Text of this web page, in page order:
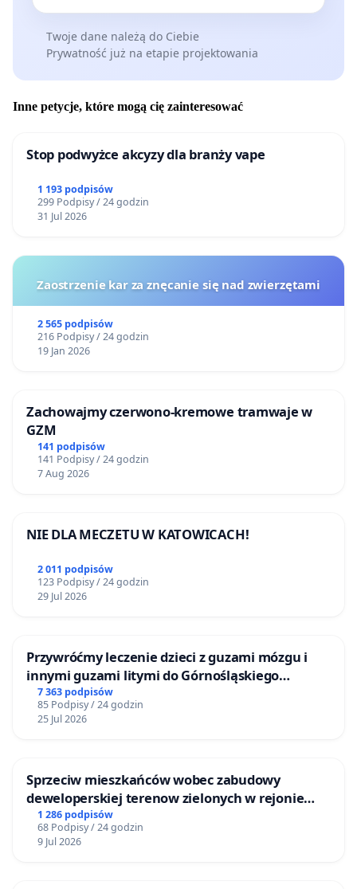
Twoje dane należą do Ciebie
Prywatność już na etapie projektowania
Inne petycje, które mogą cię zainteresować
Stop podwyżce akcyzy dla branży vape
1 193 podpisów
299 Podpisy / 24 godzin
31 Jul 2026
Zaostrzenie kar za znęcanie się nad zwierzętami
2 565 podpisów
216 Podpisy / 24 godzin
19 Jan 2026
Zachowajmy czerwono-kremowe tramwaje w
GZM
141 podpisów
141 Podpisy / 24 godzin
7 Aug 2026
NIE DLA MECZETU W KATOWICACH!
2 011 podpisów
123 Podpisy / 24 godzin
29 Jul 2026
Przywróćmy leczenie dzieci z guzami mózgu i
innymi guzami litymi do Górnośląskiego
Centrum Zdrowia Dziecka w Katowicach
7 363 podpisów
85 Podpisy / 24 godzin
25 Jul 2026
Sprzeciw mieszkańców wobec zabudowy
deweloperskiej terenow zielonych w rejonie
Bulwarów Straceńskich w Bielsku-Białej
1 286 podpisów
68 Podpisy / 24 godzin
9 Jul 2026